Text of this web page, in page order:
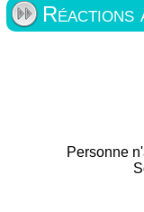
Personne